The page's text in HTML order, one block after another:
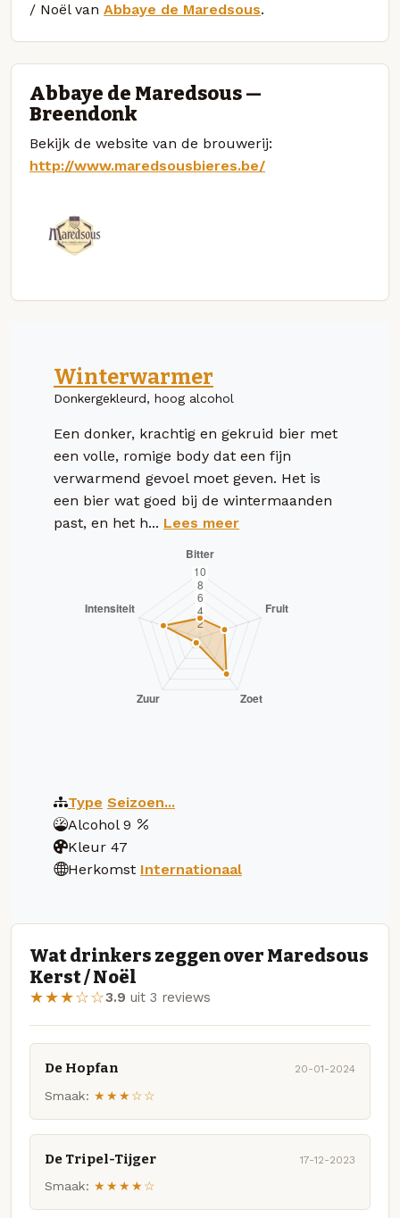
/ Noël van Abbaye de Maredsous.
Abbaye de Maredsous —
Breendonk
Bekijk de website van de brouwerij:
http://www.maredsousbieres.be/
Winterwarmer
Donkergekleurd, hoog alcohol
Een donker, krachtig en gekruid bier met
een volle, romige body dat een fijn
verwarmend gevoel moet geven. Het is
een bier wat goed bij de wintermaanden
past, en het h... Lees meer
Type Seizoen...
Alcohol 9
Kleur 47
Herkomst Internationaal
Wat drinkers zeggen over Maredsous
Kerst / Noël
★★★☆☆3.9 uit 3 reviews
De Hopfan 20-01-2024
Smaak: ★★★☆☆
De Tripel-Tijger 17-12-2023
Smaak: ★★★★☆